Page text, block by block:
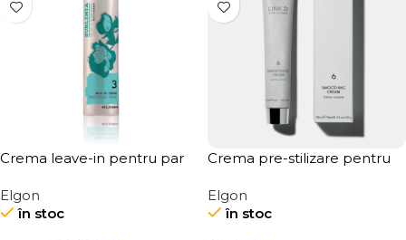
Crema leave-in pentru par
Elgon
în stoc
Crema pre-stilizare pentru
par LINK-D 6 Smoothing
Cream
Elgon
în stoc